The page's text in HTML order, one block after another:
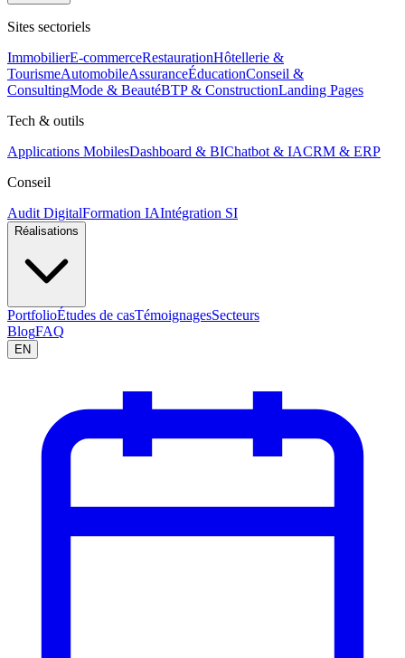
Sites sectoriels
ImmobilierE-commerceRestaurationHôtellerie &
TourismeAutomobileAssuranceÉducationConseil &
ConsultingMode & BeautéBTP & ConstructionLanding Pages
Tech & outils
Applications MobilesDashboard & BIChatbot & IACRM & ERP
Conseil
Audit DigitalFormation IAIntégration SI
Réalisations
PortfolioÉtudes de casTémoignagesSecteurs
BlogFAQ
EN